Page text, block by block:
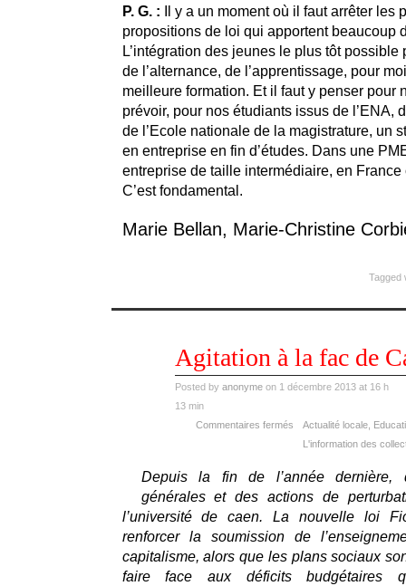
P. G. : Il y a un moment où il faut arrêter les
propositions de loi qui apportent beaucoup
L’intégration des jeunes le plus tôt possible
de l’alternance, de l’apprentissage, pour
meilleure formation. Et il faut y penser pour
prévoir, pour nos étudiants issus de l’ENA,
de l’Ecole nationale de la magistrature, un
en entreprise en fin d’études. Dans une
entreprise de taille intermédiaire, en France
C’est fondamental.
Marie Bellan, Marie-Christine
Tagged
Agitation à la fac de
Posted by anonymeon 1 décembre 2013 at 16 h
13 min
Actualité locale,
L'information des
Commentaires fermés
Depuis la fin de l’année dernière,
générales et des actions de
l’université de caen. La nouvelle loi
renforcer la soumission de
capitalisme, alors que les plans sociaux
faire face aux déficits budgétaires